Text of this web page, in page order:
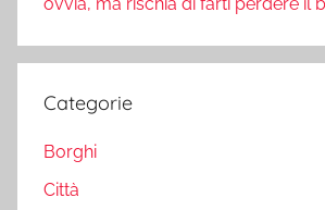
Categorie
Borghi
Città